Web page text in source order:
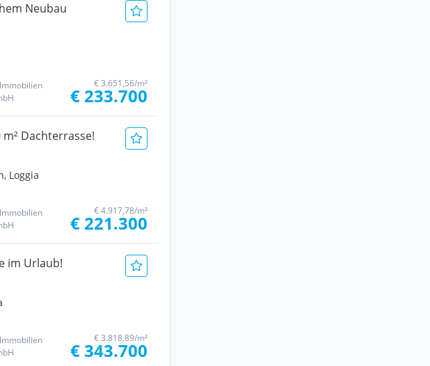
Neubau
€ 3.651,56/m²
€ 233.700
Dachterrasse!
Loggia
€ 4.917,78/m²
€ 221.300
im Urlaub!
€ 3.818,89/m²
€ 343.700